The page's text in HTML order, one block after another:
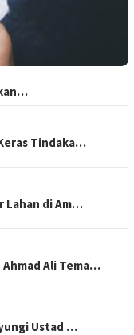
Tindaka…
Lahan di Am…
Ali Tema…
Ustad …